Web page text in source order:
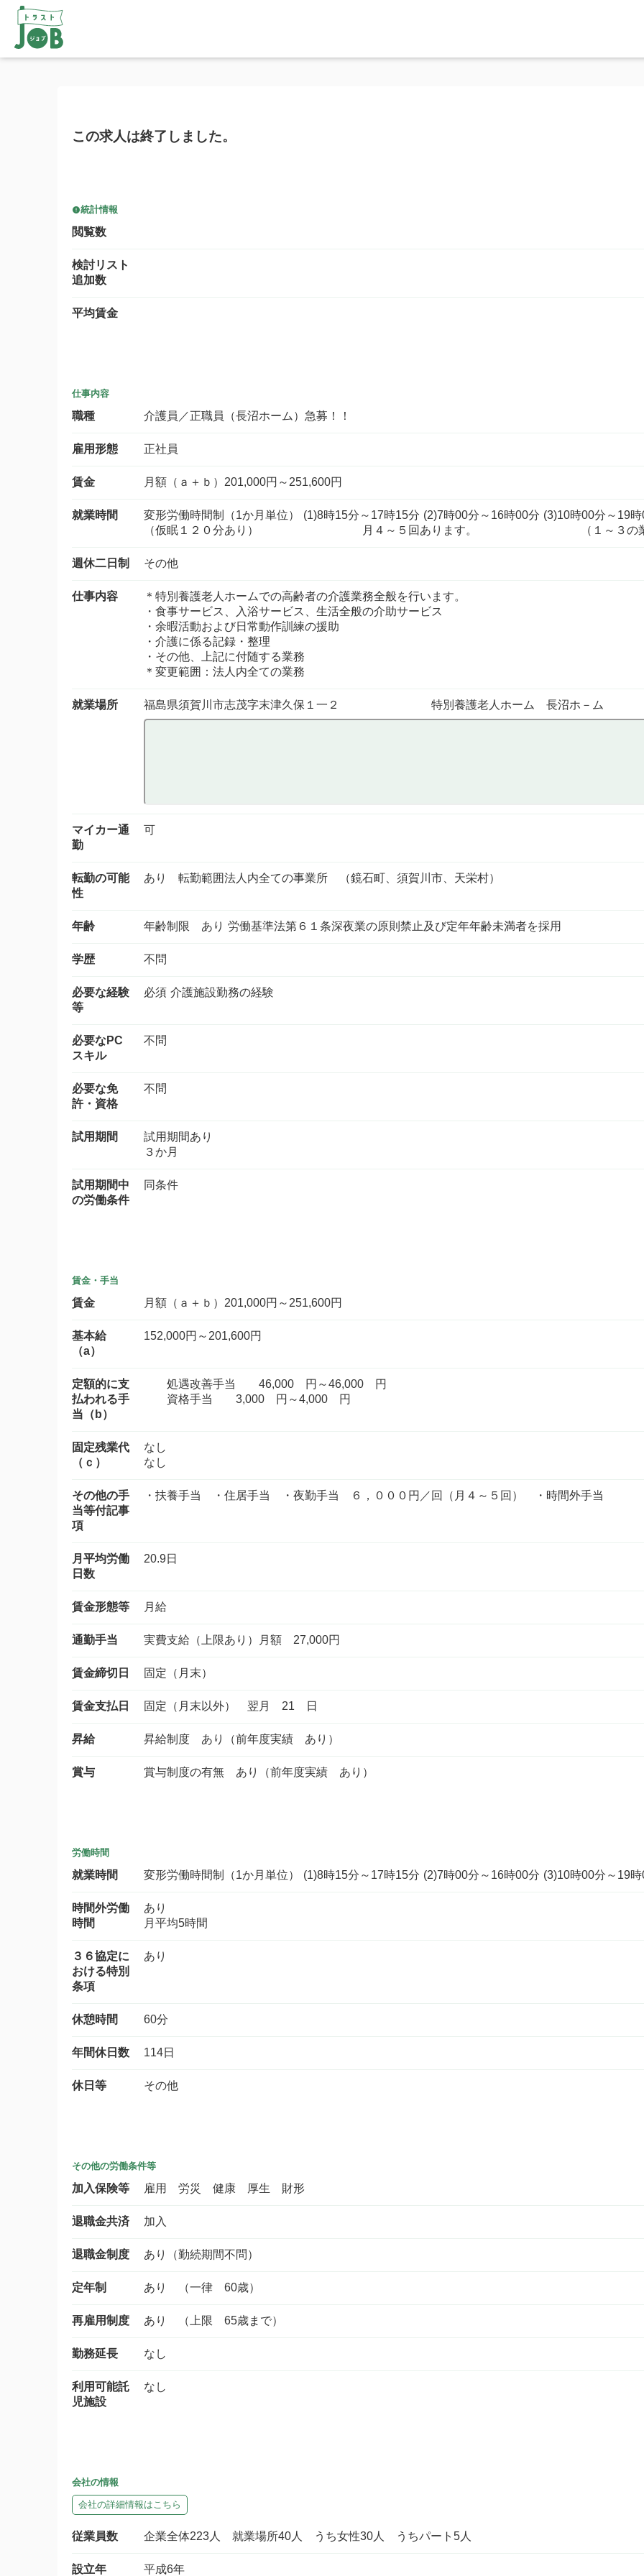
この求人は終了しました。
統計情報
閲覧数
検討リスト
追加数
平均賃金
仕事内容
職種 介護員／正職員（長沼ホーム）急募！！
雇用形態 正社員
賃金 月額（ａ＋ｂ）201,000円～251,600円
就業時間
変形労働時間制（1か月単位） (1)8時15分～17時15分 (2)7時00分～16時00分 (3)10時00分～19
（仮眠１２０分あり） 月４～５回あります。 （１～３の業務に慣
週休二日制 その他
仕事内容
＊特別養護老人ホームでの高齢者の介護業務全般を行います。
・食事サービス、入浴サービス、生活全般の介助サービス
・余暇活動および日常動作訓練の援助
・介護に係る記録・整理
・その他、上記に付随する業務
＊変更範囲：法人内全ての業務
就業場所 福島県須賀川市志茂字末津久保１一２ 特別養護老人ホーム 長沼ホ－ム
マイカー通
勤
可
転勤の可能
性
あり 転勤範囲法人内全ての事業所 （鏡石町、須賀川市、天栄村）
年齢 年齢制限 あり 労働基準法第６１条深夜業の原則禁止及び定年年齢未満者を採用
学歴 不問
必要な経験
等
必須 介護施設勤務の経験
必要なPC
スキル
不問
必要な免
許・資格
不問
試用期間
試用期間あり
３か月
試用期間中
の労働条件
同条件
賃金・手当
賃金 月額（ａ＋ｂ）201,000円～251,600円
基本給
（a）
152,000円～201,600円
定額的に支
払われる手
当（b）
処遇改善手当 46,000 円～46,000 円
資格手当 3,000 円～4,000 円
固定残業代
（ｃ）
なし
なし
その他の手
当等付記事
項
・扶養手当 ・住居手当 ・夜勤手当 ６，０００円／回（月４～５回） ・時間外手当
月平均労働
日数
20.9日
賃金形態等 月給
通勤手当 実費支給（上限あり）月額 27,000円
賃金締切日 固定（月末）
賃金支払日 固定（月末以外） 翌月 21 日
昇給 昇給制度 あり（前年度実績 あり）
賞与 賞与制度の有無 あり（前年度実績 あり）
労働時間
就業時間 変形労働時間制（1か月単位） (1)8時15分～17時15分 (2)7時00分～16時00分 (3)10時00分～19
時間外労働
時間
あり
月平均5時間
３６協定に
おける特別
条項
あり
休憩時間 60分
年間休日数 114日
休日等 その他
その他の労働条件等
加入保険等 雇用 労災 健康 厚生 財形
退職金共済 加入
退職金制度 あり（勤続期間不問）
定年制 あり （一律 60歳）
再雇用制度 あり （上限 65歳まで）
勤務延長 なし
利用可能託
児施設
なし
会社の情報
会社の詳細情報はこちら
従業員数 企業全体223人 就業場所40人 うち女性30人 うちパート5人
設立年 平成6年